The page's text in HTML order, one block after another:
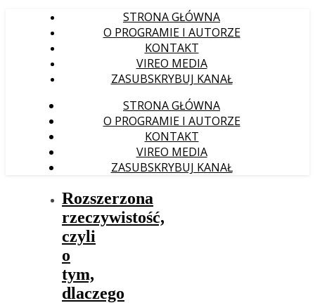
STRONA GŁÓWNA
O PROGRAMIE I AUTORZE
KONTAKT
VIREO MEDIA
ZASUBSKRYBUJ KANAŁ
STRONA GŁÓWNA
O PROGRAMIE I AUTORZE
KONTAKT
VIREO MEDIA
ZASUBSKRYBUJ KANAŁ
Rozszerzona
rzeczywistość,
czyli
o
tym,
dlaczego